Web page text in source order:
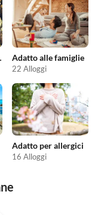
Adatto alle famiglie
22 Alloggi
Adatto per allergici
16 Alloggi